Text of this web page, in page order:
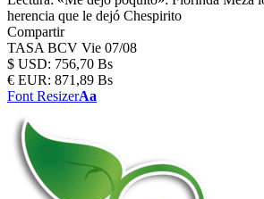
herencia que le dejó Chespirito
Compartir
TASA BCV Vie 07/08
$ USD: 756,70 Bs
€ EUR: 871,89 Bs
Font ResizerAa